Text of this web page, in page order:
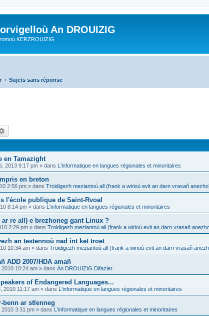
An DROUIZIG
KERZROUIZIG
Sujets sans réponse
en Tamazight
2013 9:17 pm » dans L'informatique en langues régionales et minoritaires
en breton
2:56 pm » dans Troidigezh meziantoù all (frank a wirioù evit an darn vrasañ
l'école publique de Saint-Rvoal
8:14 pm » dans L'informatique en langues régionales et minoritaires
re all) e brezhoneg gant Linux ?
2:29 pm » dans Troidigezh meziantoù all (frank a wirioù evit an darn vrasañ
an testennoù nad int ket troet
10:34 am » dans Troidigezh meziantoù all (frank a wirioù evit an darn vrasañ
ADD 2007/HDA amañ
2010 10:24 am » dans An DROUIZIG Difazier
of Endangered Languages...
2010 11:17 am » dans L'informatique en langues régionales et minoritaires
benn ar stlenneg
2010 3:31 pm » dans L'informatique en langues régionales et minoritaires